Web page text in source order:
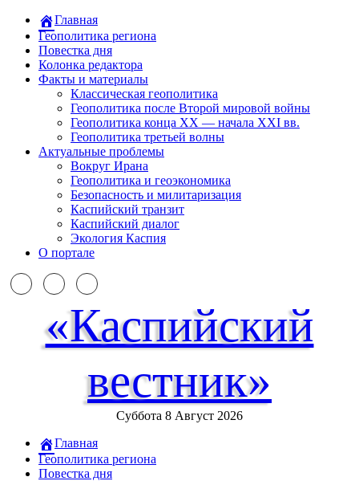
Главная
Геополитика региона
Повестка дня
Колонка редактора
Факты и материалы
Классическая геополитика
Геополитика после Второй мировой войны
Геополитика конца XX — начала XXI вв.
Геополитика третьей волны
Актуальные проблемы
Вокруг Ирана
Геополитика и геоэкономика
Безопасность и милитаризация
Каспийский транзит
Каспийский диалог
Экология Каспия
О портале
«Каспийский
вестник»
Суббота 8 Август 2026
Главная
Геополитика региона
Повестка дня